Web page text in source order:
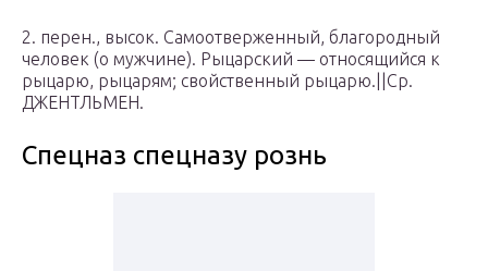
2. перен., высок. Самоотверженный, благородный
человек (о мужчине). Рыцарский — относящийся к
рыцарю, рыцарям; свойственный рыцарю.||Ср.
ДЖЕНТЛЬМЕН.
Спецназ спецназу рознь